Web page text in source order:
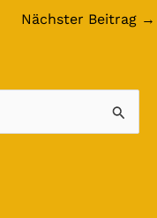
Nächster Beitrag →